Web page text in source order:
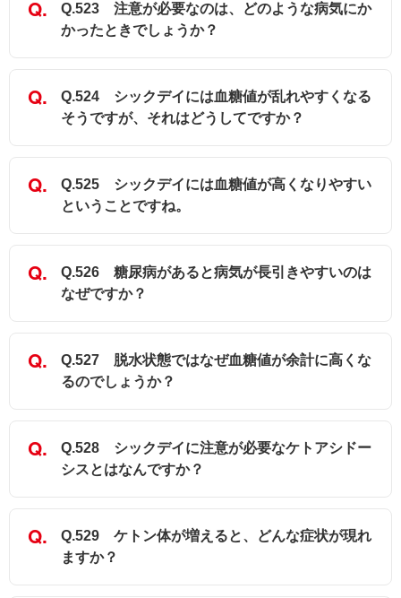
Q.523 注意が必要なのは、どのような病気にか
かったときでしょうか？
Q.524 シックデイには血糖値が乱れやすくなる
そうですが、それはどうしてですか？
Q.525 シックデイには血糖値が高くなりやすい
ということですね。
Q.526 糖尿病があると病気が長引きやすいのは
なぜですか？
Q.527 脱水状態ではなぜ血糖値が余計に高くな
るのでしょうか？
Q.528 シックデイに注意が必要なケトアシドー
シスとはなんですか？
Q.529 ケトン体が増えると、どんな症状が現れ
ますか？